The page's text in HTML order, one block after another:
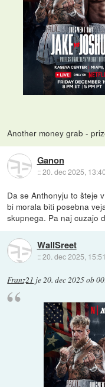
Another money grab -
Ganon
::20. dec 2025, 13:40
Da se Anthonyju to šteje
bi morala biti posebna
skupnega. Pa naj cuzajo
WallSreet
::20. dec 2025, 15:51
Franz21 je20. dec 2025 ob